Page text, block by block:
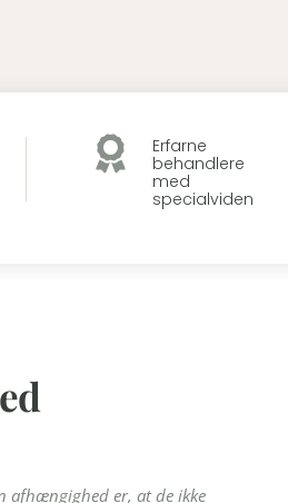

Erfarne
behandlere
med
specialviden
afhængighed er, at de ikke